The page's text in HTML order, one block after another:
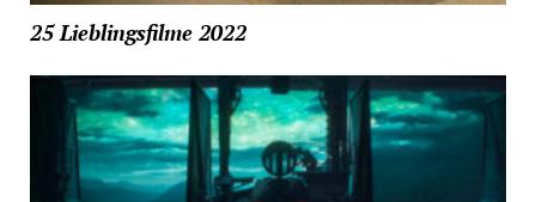
25 Lieblingsfilme 2022